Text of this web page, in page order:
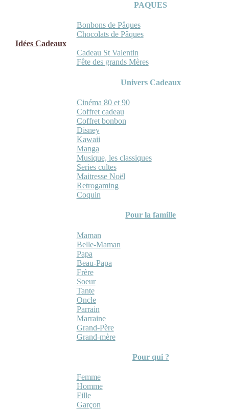
PAQUES
Bonbons de Pâques
Chocolats de Pâques
Idées Cadeaux
Cadeau St Valentin
Fête des grands Mères
Univers Cadeaux
Cinéma 80 et 90
Coffret cadeau
Coffret bonbon
Disney
Kawaii
Manga
Musique, les classiques
Series cultes
Maitresse Noël
Retrogaming
Coquin
Pour la famille
Maman
Belle-Maman
Papa
Beau-Papa
Frère
Soeur
Tante
Oncle
Parrain
Marraine
Grand-Père
Grand-mère
Pour qui ?
Femme
Homme
Fille
Garçon